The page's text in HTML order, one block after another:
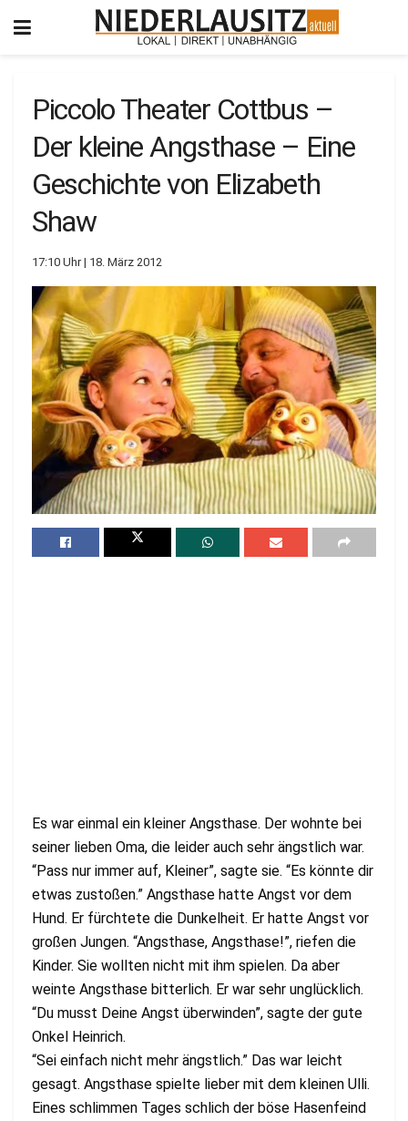
Piccolo Theater Cottbus –
Der kleine Angsthase – Eine
Geschichte von Elizabeth
Shaw
17:10 Uhr | 18. März 2012
Es war einmal ein kleiner Angsthase. Der wohnte bei
seiner lieben Oma, die leider auch sehr ängstlich war.
“Pass nur immer auf, Kleiner”, sagte sie. “Es könnte dir
etwas zustoßen.” Angsthase hatte Angst vor dem
Hund. Er fürchtete die Dunkelheit. Er hatte Angst vor
großen Jungen. “Angsthase, Angsthase!”, riefen die
Kinder. Sie wollten nicht mit ihm spielen. Da aber
weinte Angsthase bitterlich. Er war sehr unglücklich.
“Du musst Deine Angst überwinden”, sagte der gute
Onkel Heinrich.
“Sei einfach nicht mehr ängstlich.” Das war leicht
gesagt. Angsthase spielte lieber mit dem kleinen Ulli.
Eines schlimmen Tages schlich der böse Hasenfeind